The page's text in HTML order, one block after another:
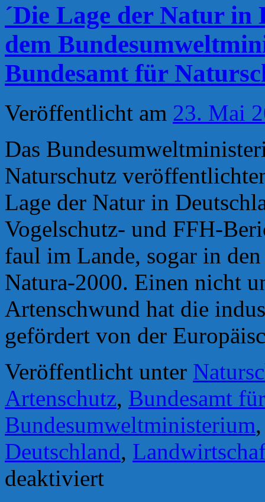
´Die Lage der Natur in
dem
Bundesamt für
Veröffentlicht am 23. Mai
Das
Naturschutz
Lage der Natur in
Vogelschutz- und FFH-
faul im Lande, sogar in
Natura-2000. Einen nicht
Artenschwund hat die
gefördert von der
Veröffentlicht unter
Artenschutz, Bundesamt
Bundesumweltministerium
Deutschland,
deaktiviert